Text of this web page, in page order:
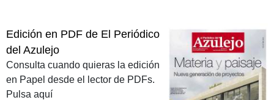
Edición en PDF de El Periódico
del Azulejo
Consulta cuando quieras la edición
en Papel desde el lector de PDFs.
Pulsa aquí